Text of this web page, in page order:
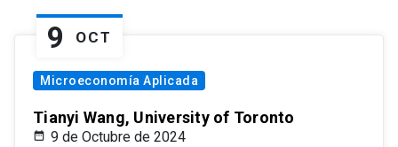
9 OCT
Microeconomía Aplicada
Tianyi Wang, University of Toronto
9 de Octubre de 2024